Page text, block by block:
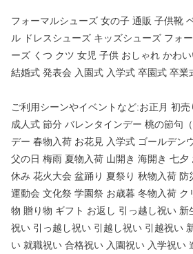
フォーマルシューズ 女の子 通販 子供靴
ル ドレスシューズ キッズシューズ フォ
ーズ くつ クツ 女児 子供 おしゃれ かわ
結婚式 発表会 入園式 入学式 卒園式 卒業
ご利用シーンやイベントなど:お正月 初
成人式 節分 バレンタインデー 桃の節句
デー 春物入荷 お花見 入学式 ゴールデン
父の日 梅雨 夏物入荷 山開き 海開き 七夕
休み 花火大会 盆踊り 夏祭り 秋物入荷 防
運動会 文化祭 学園祭 お歳暮 冬物入荷 ク
物 贈り物 ギフト お返し 引っ越し祝い
祝い 引っ越し祝い 引越し祝い 引越祝い
い 就職祝い 合格祝い 入園祝い 入学祝い